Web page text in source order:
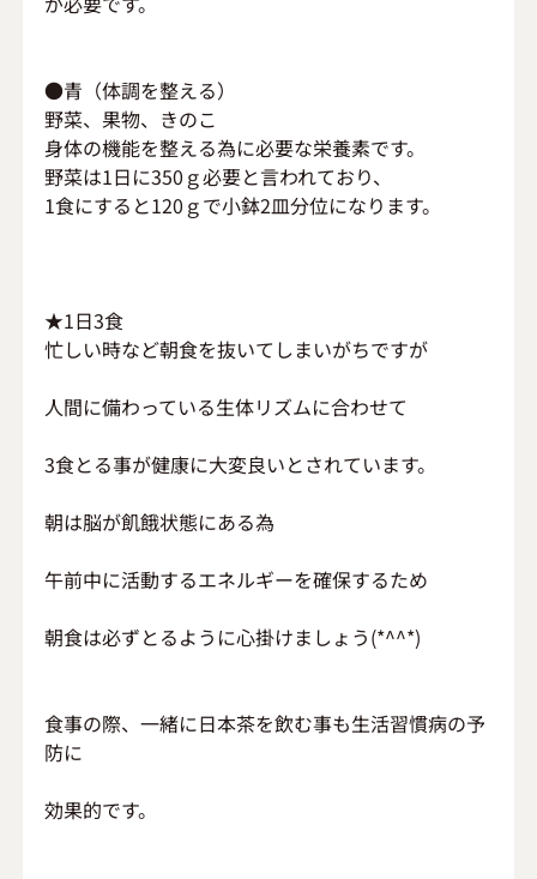
●青（体調を整える）
野菜、果物、きのこ
身体の機能を整える為に必要な栄養素です。
野菜は1日に350ｇ必要と言われており、
1食にすると120ｇで小鉢2皿分位になります。
★1日3食
忙しい時など朝食を抜いてしまいがちですが
人間に備わっている生体リズムに合わせて
3食とる事が健康に大変良いとされています。
朝は脳が飢餓状態にある為
午前中に活動するエネルギーを確保するため
朝食は必ずとるように心掛けましょう(*^^*)
食事の際、一緒に日本茶を飲む事も生活習慣病の予
防に
効果的です。